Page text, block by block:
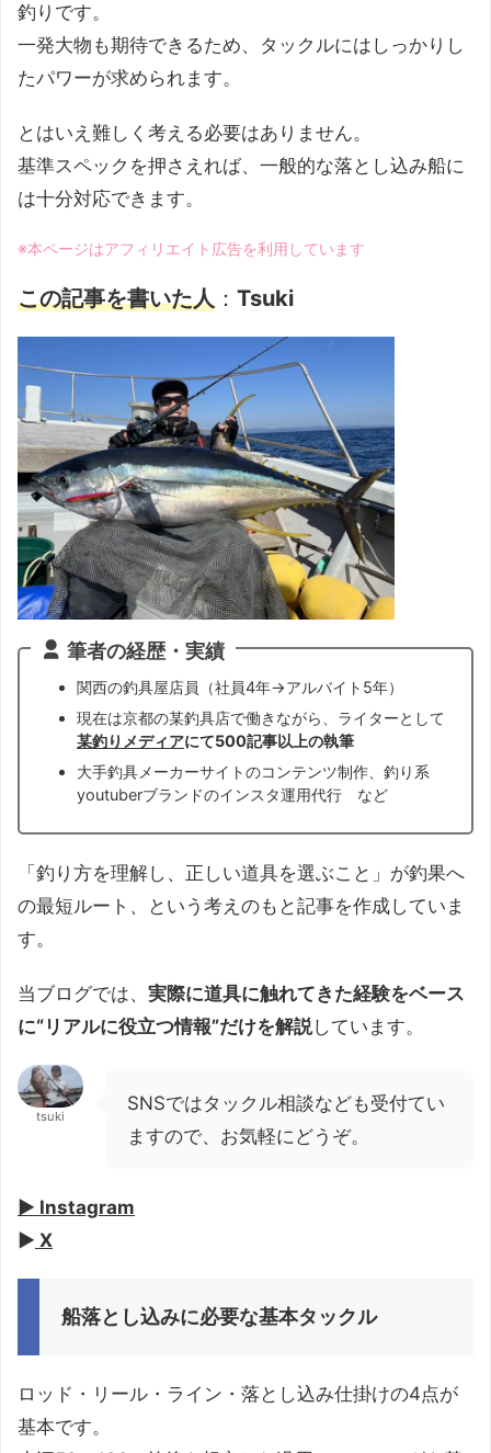
釣りです。
一発大物も期待できるため、タックルにはしっかりし
たパワーが求められます。
とはいえ難しく考える必要はありません。
基準スペックを押さえれば、一般的な落とし込み船に
は十分対応できます。
※本ページはアフィリエイト広告を利用しています
この記事を書いた人 ： Tsuki
筆者の経歴・実績
関西の釣具屋店員（社員4年→アルバイト5年）
現在は京都の某釣具店で働きながら、ライターとして
某釣りメディアにて500記事以上の執筆
大手釣具メーカーサイトのコンテンツ制作、釣り系
youtuberブランドのインスタ運用代行 など
「釣り方を理解し、正しい道具を選ぶこと」が釣果へ
の最短ルート、という考えのもと記事を作成していま
す。
当ブログでは、 実際に道具に触れてきた経験をベース
に“リアルに役立つ情報”だけを解説しています。
tsuki
SNSではタックル相談なども受付てい
ますので、お気軽にどうぞ。
▶︎ Instagram
▶︎ X
船落とし込みに必要な基本タックル
ロッド・リール・ライン・落とし込み仕掛けの4点が
基本です。